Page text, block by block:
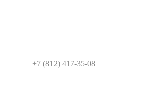
+7 (812) 417-35-08